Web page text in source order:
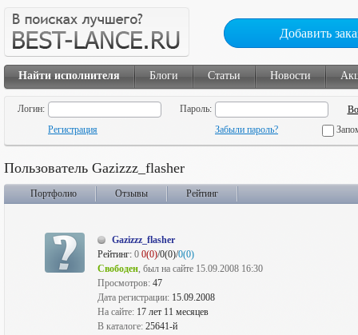
Добавить
Найти исполнителя Блоги Статьи Новости
Логин:
Пароль:
Регистрация
Забыли пароль?
Пользователь Gazizzz_flasher
Портфолио Отзывы Рейтинг
Gazizzz_flasher
Рейтинг: 0 0(0)/0(0)/0(0)
Свободен, был на сайте 15.09.2008 16:30
Просмотров: 47
Дата регистрации: 15.09.2008
На сайте: 17 лет 11 месяцев
В каталоге: 25641-й